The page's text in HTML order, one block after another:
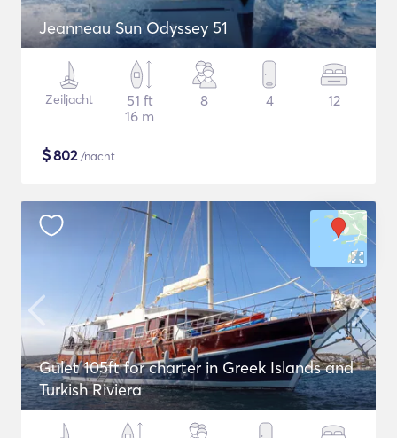
Jeanneau Sun Odyssey 51
Zeiljacht
51 ft
16 m
8 4 12
$802/nacht
Gulet 105ft for charter in Greek Islands and
Turkish Riviera